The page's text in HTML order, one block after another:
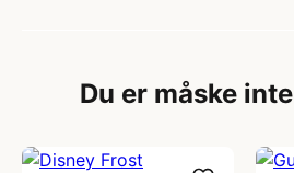
Du er måske